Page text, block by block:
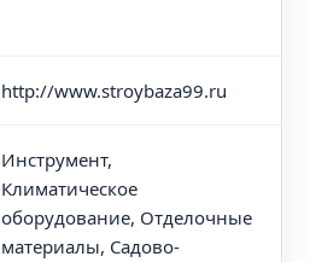
http://www.stroybaza99.ru
Инструмент,
Климатическое
оборудование, Отделочные
материалы, Садово-